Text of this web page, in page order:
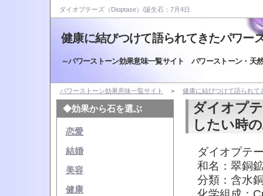
ダイオプテーズ（Dioptase）/誕生石：7月4日
健康に結びつけて語られてきたパワー
～パワーストーン効果意味一覧サイト パワーストーン・天
パワーストーン効果意味一覧サイト ＞ 健康に結びつけて語られて
◆効果から石を選ぶ
恋愛
結婚
美容
健康
ダイオプ
したい時
ダイオプテ
和名：翠銅
分類：含水